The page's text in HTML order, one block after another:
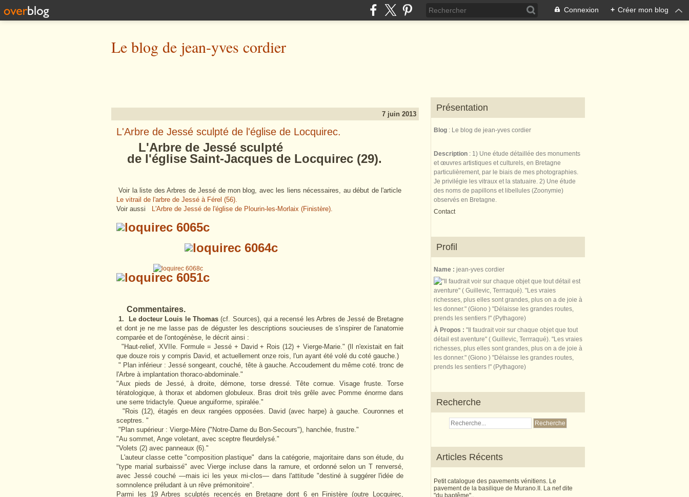
Connexion + Créer mon blog
Le blog de jean-yves cordier
7 juin 2013
L'Arbre de Jessé sculpté de l'église de Locquirec.
L'Arbre de Jessé sculpté
de l'église Saint-Jacques de Locquirec (29).
Voir la liste des Arbres de Jessé de mon blog, avec les liens nécessaires, au début de l'article
Le vitrail de l'arbre de Jessé à Férel (56).
Voir aussi
L'Arbre de Jessé de l'église de Plourin-les-Morlaix (Finistère).
Commentaires.
1. Le docteur Louis le Thomas(cf. Sources), qui a recensé les Arbres de Jessé de Bretagne
et dont je ne me lasse pas de déguster les descriptions soucieuses de s'inspirer de l'anatomie
comparée et de l'ontogénèse, le décrit ainsi :
"Haut-relief, XVIIe. Formule = Jessé + David + Rois (12) + Vierge-Marie." (Il n'existait en fait
que douze rois y compris David, et actuellement onze rois, l'un ayant été volé du coté gauche.)
" Plan inférieur : Jessé songeant, couché, tête à gauche. Accoudement du même coté. tronc de
l'Arbre à implantation thoraco-abdominale."
"Aux pieds de Jessé, à droite, démone, torse dressé. Tête cornue. Visage fruste. Torse
tératologique, à thorax et abdomen globuleux. Bras droit très grêle avec Pomme énorme dans
une serre tridactyle. Queue anguiforme, spiralée."
"Rois (12), étagés en deux rangées opposées. David (avec harpe) à gauche. Couronnes et
sceptres. "
"Plan supérieur : Vierge-Mère ("Notre-Dame du Bon-Secours"), hanchée, frustre."
"Au sommet, Ange voletant, avec sceptre fleurdelysé."
"Volets (2) avec panneaux (6)."
L'auteur classe cette "composition plastique" dans la catégorie, majoritaire dans son étude, du
"type marial surbaissé" avec Vierge incluse dans la ramure, et ordonné selon un T renversé,
avec Jessé couché —mais ici les yeux mi-clos— dans l'attitude "destiné à suggérer l'idée de
somnolence préludant à un rêve prémonitoire".
Parmi les 19 Arbres sculptés recencés en Bretagne dont 6 en Finistère (outre Locquirec,
Présentation
Blog : Le blog de jean-yves cordier
Description : 1) Une étude détaillée des monuments
et œuvres artistiques et culturels, en Bretagne
particulièrement, par le biais de mes photographies.
Je privilégie les vitraux et la statuaire. 2) Une étude
des noms de papillons et libellules (Zoonymie)
observés en Bretagne.
Contact
Profil
Name : jean-yves cordier
À Propos : "Il faudrait voir sur chaque objet que tout
détail est aventure" ( Guillevic, Terrraqué). "Les vraies
richesses, plus elles sont grandes, plus on a de joie à
les donner." (Giono ) "Délaisse les grandes routes,
prends les sentiers !" (Pythagore)
Recherche
Articles Récents
Petit catalogue des pavements vénitiens. Le
pavement de la basilique de Murano.II. La nef dite
"du baptême"..